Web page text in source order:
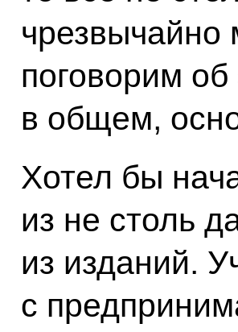
чрезвычайно
поговорим об
в общем,
Хотел бы
из не столь
из изданий.
с